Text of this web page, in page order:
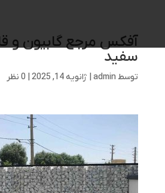
آفکس مرجع گابیون و
سفید
توسط admin
| ژانویه 14, 2025 | 0 نظر